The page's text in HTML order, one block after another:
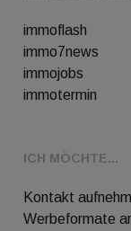
immoflash
immo7news
immojobs
immotermin
ICH MÖCHTE...
Kontakt
Werbeformate